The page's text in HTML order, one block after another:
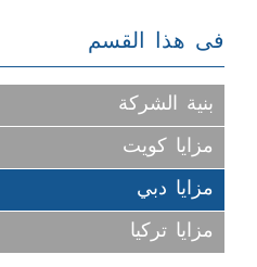
فى هذا القسم
بنية الشركة
مزايا كويت
مزايا دبي
مزايا تركيا